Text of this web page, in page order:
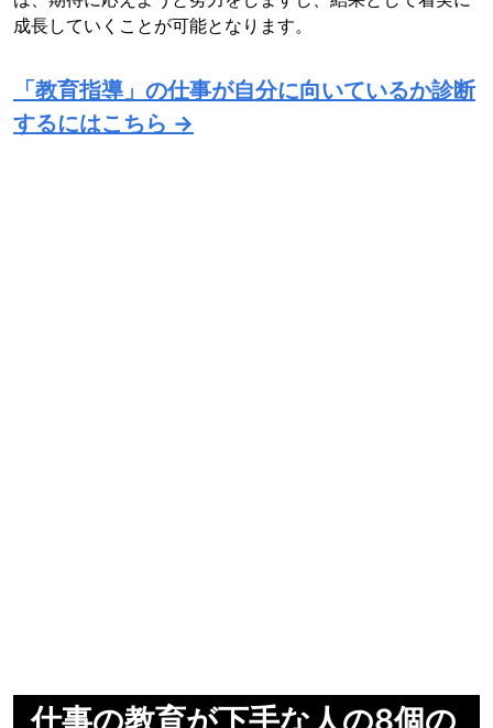
成長していくことが可能となります。
「教育指導」の仕事が自分に向いているか診断
するにはこちら →